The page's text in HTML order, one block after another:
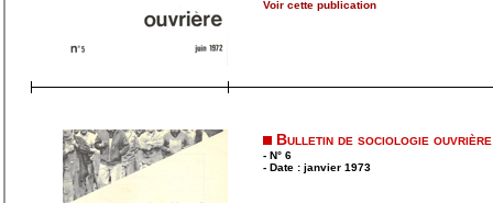
Voir cette publication
Bulletin de sociologie ouvrière
- N° 6
- Date : janvier 1973